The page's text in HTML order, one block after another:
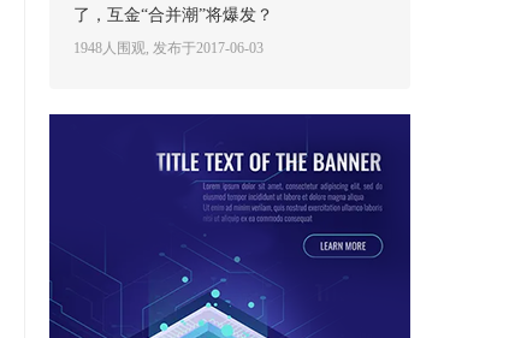
了，互金“合并潮”将爆发？
1948人围观, 发布于2017-06-03